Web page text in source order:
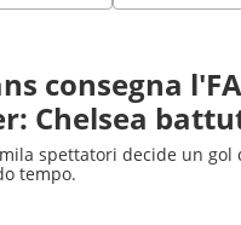
consegna
Chelsea
spettatori decide un gol
tempo.